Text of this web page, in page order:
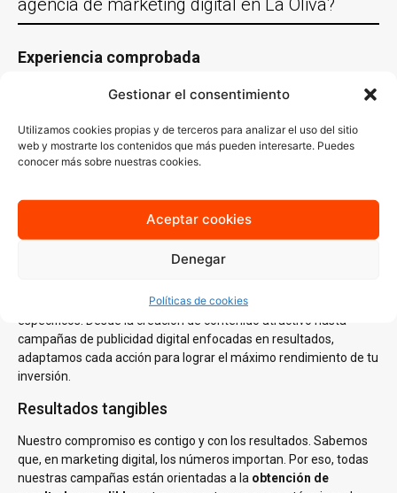
Gestionar el consentimiento
Utilizamos cookies propias y de terceros para analizar el uso del sitio
web y mostrarte los contenidos que más pueden interesarte. Puedes
conocer más sobre nuestras cookies.
Aceptar cookies
Denegar
Políticas de cookies
agencia de marketing digital en La Oliva?
Experiencia comprobada
Con más de 30 años de experiencia trabajando con empresas de
especialistas en distintas áreas delmarketing digital, conocemos
lo que funciona y sabemos cómo aplicarlo en cada sector.
Nuestro conocimiento del mercado local es clave para generar
también resuenen con ella.
Estrategias personalizadas
En AJA Publicidad, no creemos en las soluciones de talla única.
de tus necesidades, tu audiencia y tus objetivos
específicos. Desde la creación de contenido atractivo hasta
campañas de publicidad digital enfocadas en resultados,
adaptamos cada acción para lograr el máximo rendimiento de tu
inversión.
Resultados tangibles
Nuestro compromiso es contigo y con los resultados. Sabemos
que, en marketing digital, los números importan. Por eso, todas
nuestras campañas están orientadas a la obtención de